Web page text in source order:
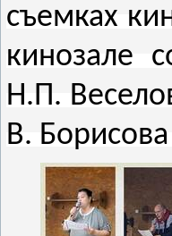
съемках
кинозале
Н.П.
В.